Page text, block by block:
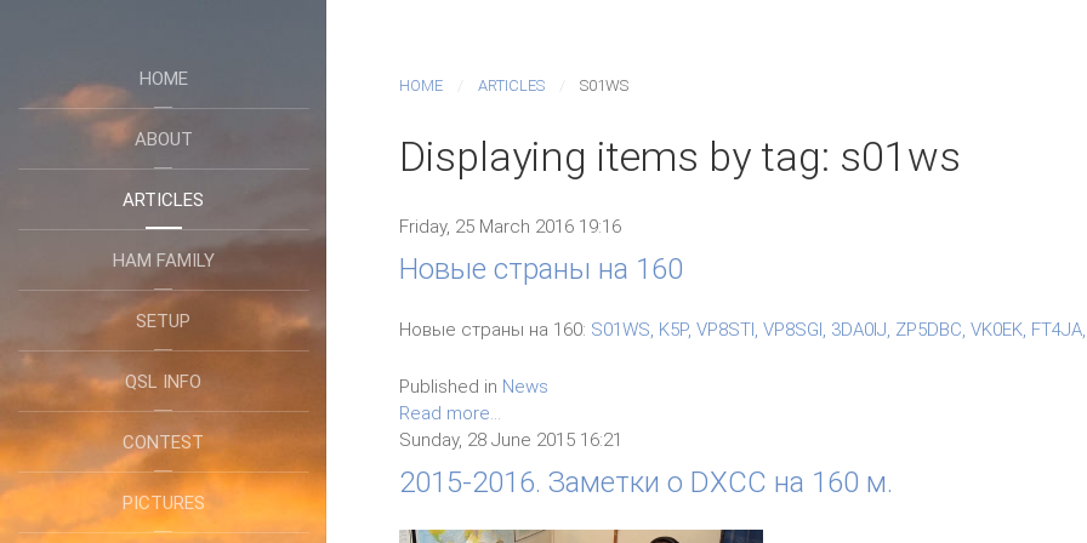
HOME
ABOUT
ARTICLES
HAM FAMILY
SETUP
QSL INFO
CONTEST
PICTURES
HOME ARTICLES S01WS
Displaying items by tag: s01ws
Friday, 25 March 2016 19:16
Новые страны на 160
Новые страны на 160: S01WS, K5P, VP8STI, VP8SGI, 3DA0IJ, ZP5DBC, VK0EK,
Published in News
Read more...
Sunday, 28 June 2015 16:21
2015-2016. Заметки о DXCC на 160 м.